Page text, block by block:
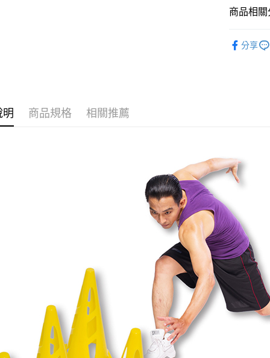
便利好安心
１．簡單
※ 交易是
是否繳費
付客戶支援
１．透過
交易，需
求債權轉
２．關於
https://
３．未成
「AFTEE
４．使用
即時審查
結果請求
５．嚴禁
形，恩沛
全家取貨付
付款後7-
每筆
宅配
每筆
離島宅配(
每筆
商品相關
分享
明 商品規格 相關推薦